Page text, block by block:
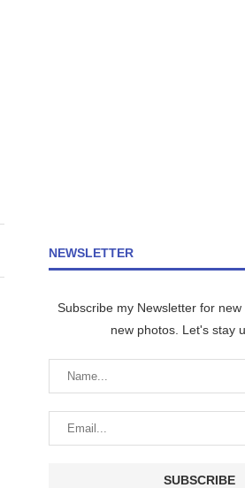
NEWSLETTER
Subscribe my Newsletter for
new photos. Let's stay